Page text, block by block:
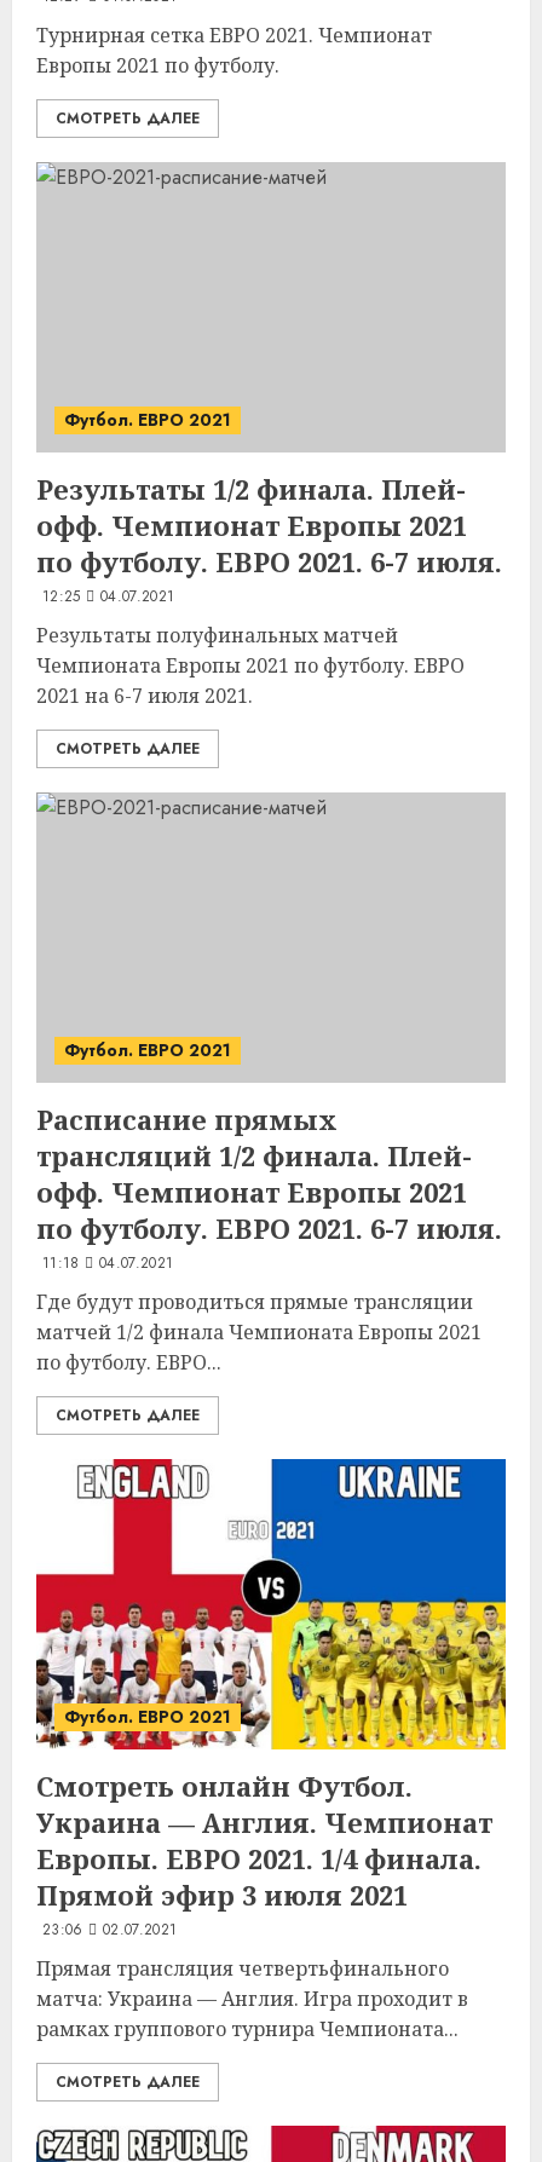
Турнирная сетка ЕВРО 2021. Чемпионат
Европы 2021 по футболу.
СМОТРЕТЬ ДАЛЕЕ
Футбол. ЕВРО 2021
Результаты 1/2 финала. Плей-
офф. Чемпионат Европы 2021
по футболу. ЕВРО 2021. 6-7 июля.
12:25 04.07.2021
Результаты полуфинальных матчей
Чемпионата Европы 2021 по футболу. ЕВРО
2021 на 6-7 июля 2021.
СМОТРЕТЬ ДАЛЕЕ
Футбол. ЕВРО 2021
Расписание прямых
трансляций 1/2 финала. Плей-
офф. Чемпионат Европы 2021
по футболу. ЕВРО 2021. 6-7 июля.
11:18 04.07.2021
Где будут проводиться прямые трансляции
матчей 1/2 финала Чемпионата Европы 2021
по футболу. ЕВРО...
СМОТРЕТЬ ДАЛЕЕ
Футбол. ЕВРО 2021
Смотреть онлайн Футбол.
Украина — Англия. Чемпионат
Европы. ЕВРО 2021. 1/4 финала.
Прямой эфир 3 июля 2021
23:06 02.07.2021
Прямая трансляция четвертьфинального
матча: Украина — Англия. Игра проходит в
рамках группового турнира Чемпионата...
СМОТРЕТЬ ДАЛЕЕ